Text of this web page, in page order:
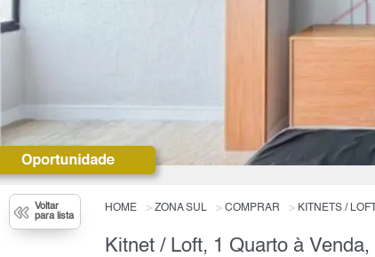
Voltar
para lista
HOME ZONA SUL COMPRAR KITNETS /
Kitnet / Loft, 1 Quarto à